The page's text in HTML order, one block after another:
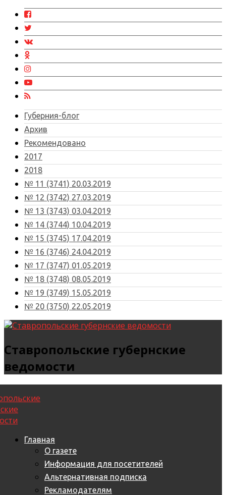
Губерния-блог
Архив
Рекомендовано
2017
2018
№ 11 (3741) 20.03.2019
№ 12 (3742) 27.03.2019
№ 13 (3743) 03.04.2019
№ 14 (3744) 10.04.2019
№ 15 (3745) 17.04.2019
№ 16 (3746) 24.04.2019
№ 17 (3747) 01.05.2019
№ 18 (3748) 08.05.2019
№ 19 (3749) 15.05.2019
№ 20 (3750) 22.05.2019
Ставропольские губернские
ведомости
Главная
О газете
Информация для посетителей
Альтернативная подписка
Рекламодателям